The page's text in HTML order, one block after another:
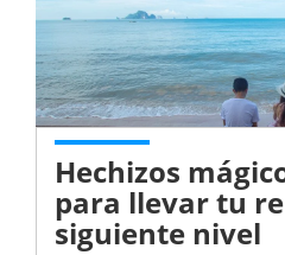
Hechizos
para llevar tu
siguiente nivel